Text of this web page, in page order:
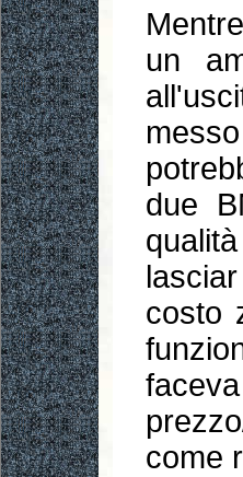
un
due
costo
come